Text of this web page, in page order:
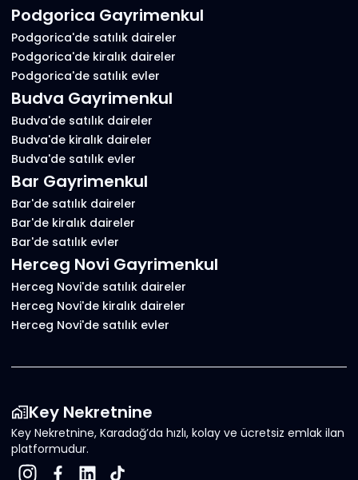
Podgorica Gayrimenkul
Podgorica'de satılık daireler
Podgorica'de kiralık daireler
Podgorica'de satılık evler
Budva Gayrimenkul
Budva'de satılık daireler
Budva'de kiralık daireler
Budva'de satılık evler
Bar Gayrimenkul
Bar'de satılık daireler
Bar'de kiralık daireler
Bar'de satılık evler
Herceg Novi Gayrimenkul
Herceg Novi'de satılık daireler
Herceg Novi'de kiralık daireler
Herceg Novi'de satılık evler
Key Nekretnine
Key Nekretnine, Karadağ’da hızlı, kolay ve ücretsiz emlak ilan
platformudur.